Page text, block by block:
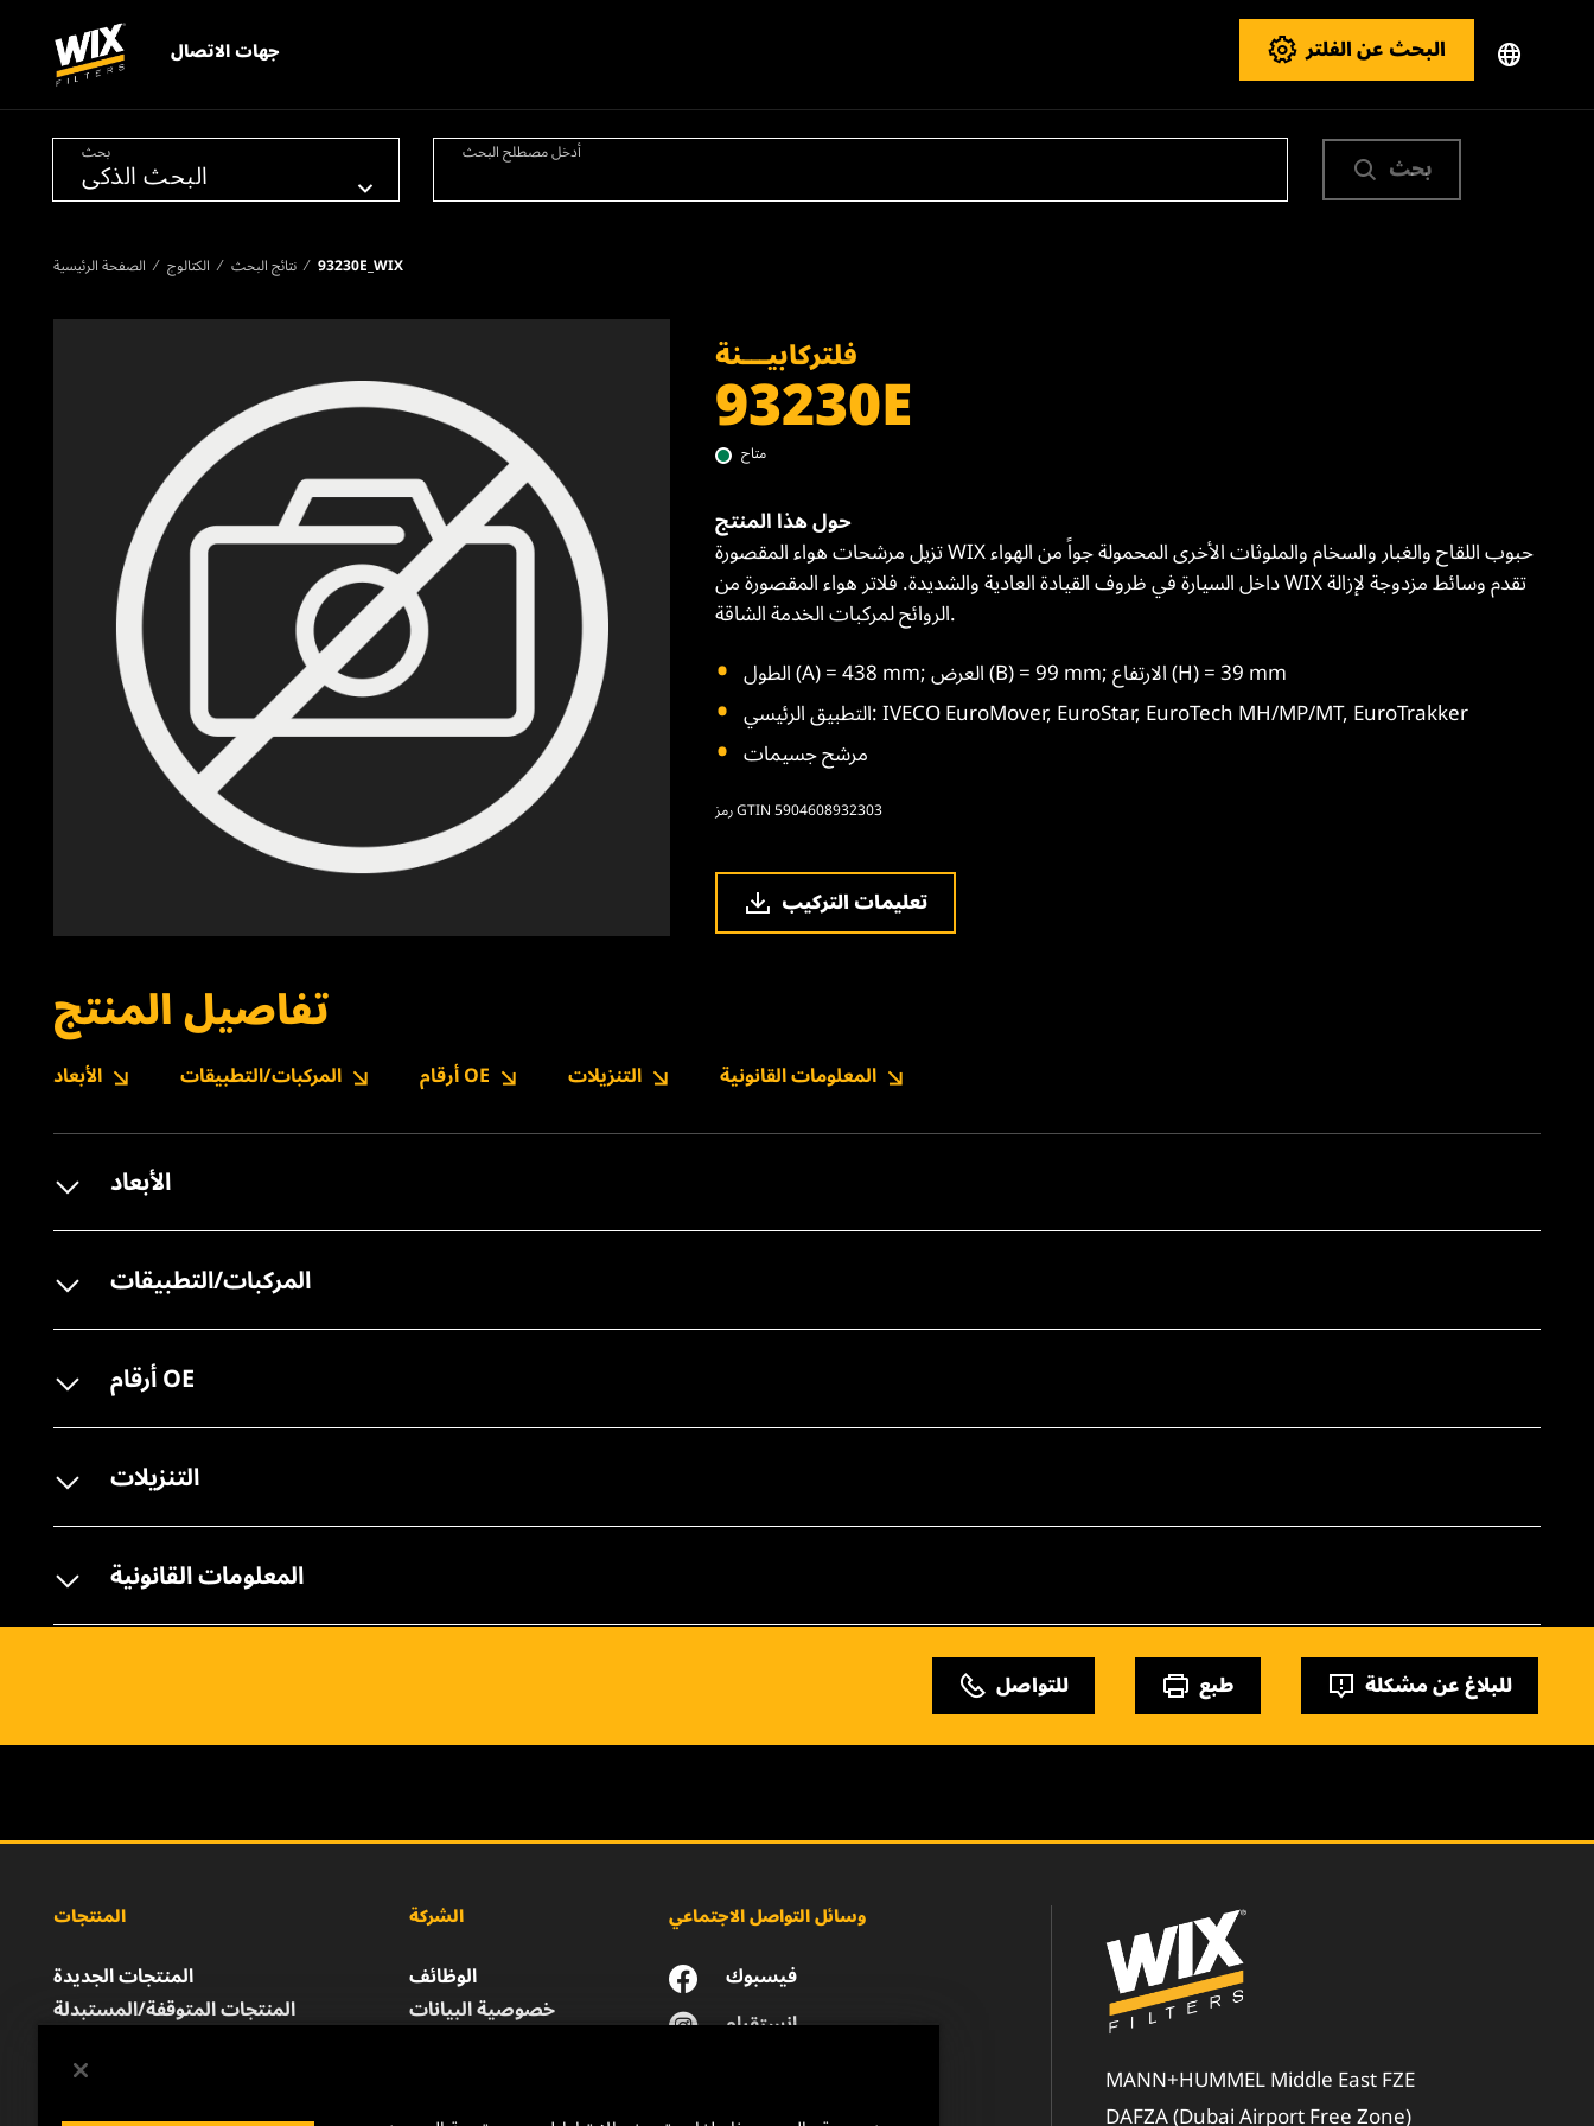
جهات الاتصال البحث عن الفلتر
بحث أدخل مصطلح البحث بحث
الصفحة الرئيسية الكتالوج نتائج البحث 93230E_WIX
فلتركابيـــنة
93230E
متاح
حول هذا المنتج
تزيل مرشحات هواء المقصورة WIX حبوب اللقاح والغبار والسخام والملوثات الأخرى المحمولة جواً من الهواء
داخل السيارة في ظروف القيادة العادية والشديدة. فلاتر هواء المقصورة من WIX تقدم وسائط مزدوجة لإزالة
الروائح لمركبات الخدمة الشاقة.
الطول (A) = 438 mm; العرض (B) = 99 mm; الارتفاع (H) = 39 mm
التطبيق الرئيسي: IVECO EuroMover, EuroStar, EuroTech MH/MP/MT, EuroTrakker
مرشح جسيمات
رمز GTIN 5904608932303
تعليمات التركيب
تفاصيل المنتج
الأبعاد المركبات/التطبيقات أرقام OE التنزيلات المعلومات القانونية
الأبعاد
المركبات/التطبيقات
أرقام OE
التنزيلات
المعلومات القانونية
للتواصل طبع للبلاغ عن مشكلة
المنتجات
المنتجات الجديدة
المنتجات المتوقفة/المستبدلة
الشركة
الوظائف
خصوصية البيانات
وسائل التواصل الاجتماعي
فيسبوك
انستقرام
MANN+HUMMEL Middle East FZE